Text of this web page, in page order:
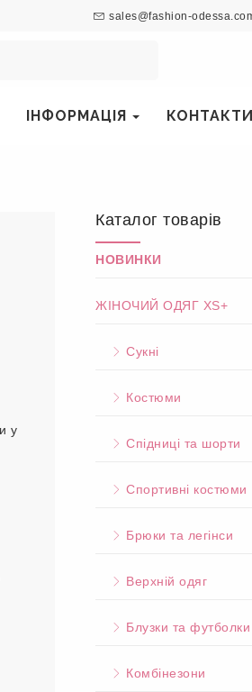
sales@fashion-
ІНФОРМАЦІЯ КОНТАКТИ
у
Каталог товарів
НОВИНКИ
ЖІНОЧИЙ ОДЯГ XS+
Сукні
Костюми
Спідниці та шорти
Спортивні костюми
Брюки та легінси
Верхній одяг
Блузки та футболки
Комбінезони